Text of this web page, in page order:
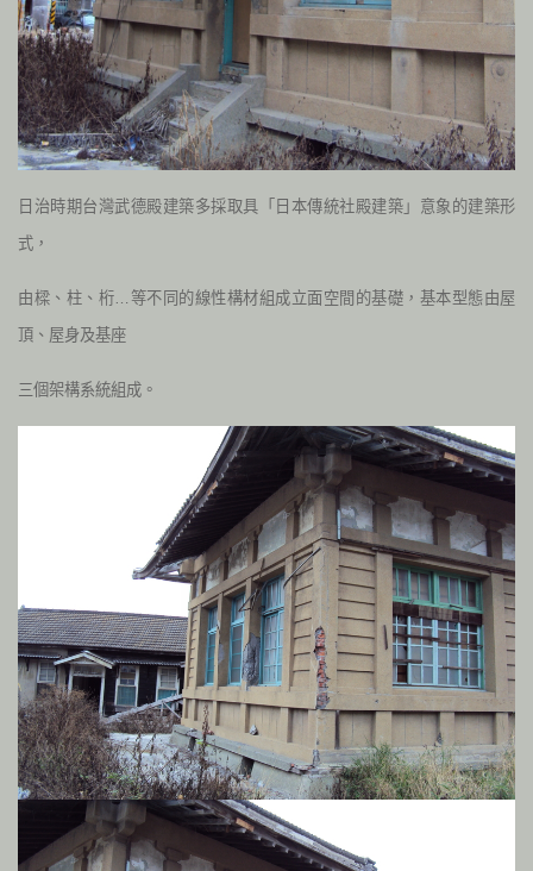
日治時期台灣武德殿建築多採取具「日本傳統社殿建築」意象的建築形
式，
由樑、柱、桁…等不同的線性構材組成立面空間的基礎，基本型態由屋
頂、屋身及基座
三個架構系統組成。